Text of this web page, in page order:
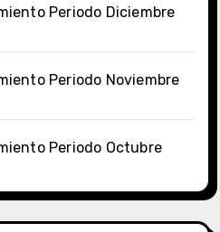
Periodo Diciembre
Periodo Noviembre
Periodo Octubre